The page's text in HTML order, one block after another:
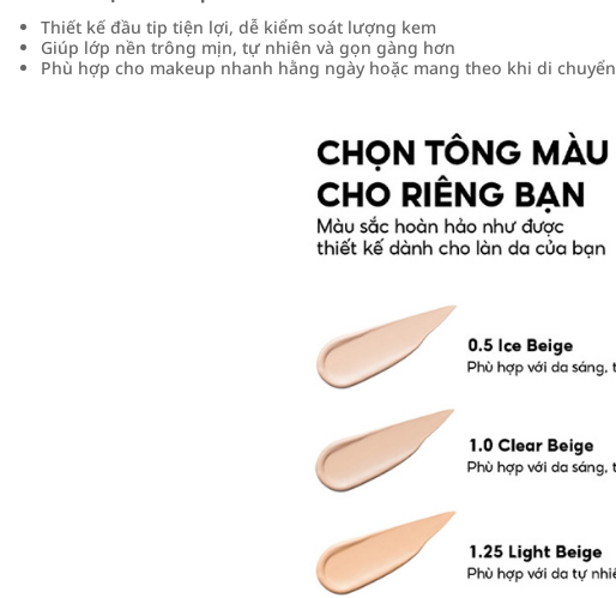
Thiết kế đầu tip tiện lợi, dễ kiểm soát lượng kem
Giúp lớp nền trông mịn, tự nhiên và gọn gàng hơn
Phù hợp cho makeup nhanh hằng ngày hoặc mang theo khi di chuyển